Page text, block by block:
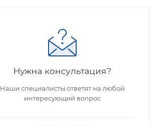
Нужна консультация?
Наши специалисты ответят на любой
интересующий вопрос